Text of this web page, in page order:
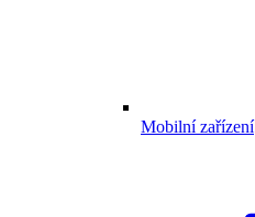
Mobilní zařízení